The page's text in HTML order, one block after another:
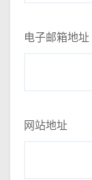
电子邮箱地址
网站地址